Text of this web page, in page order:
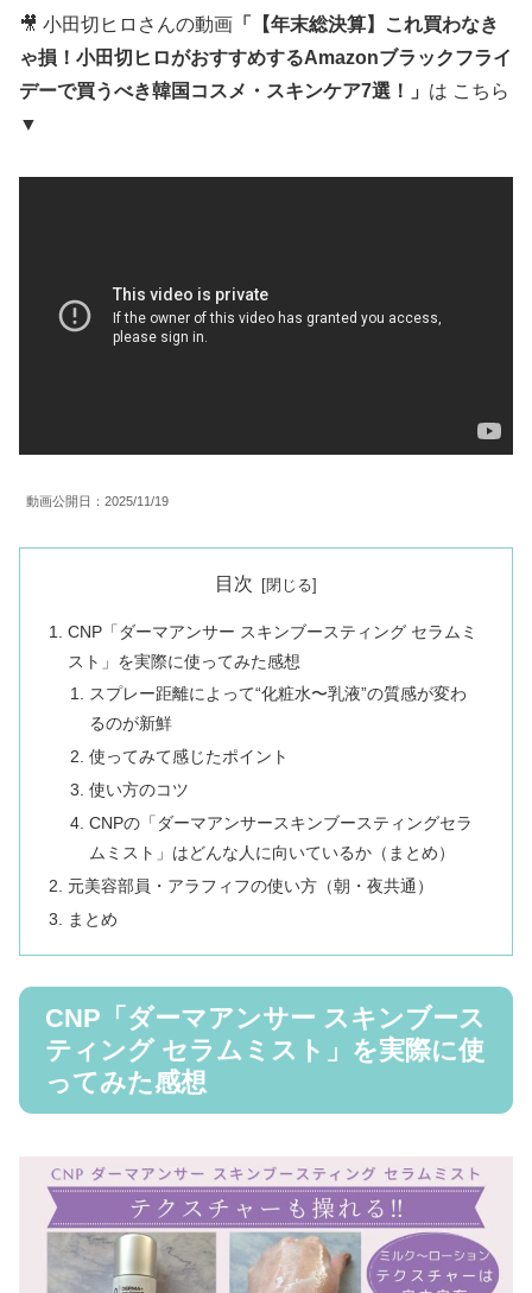
🎥 小田切ヒロさんの動画 「【年末総決算】これ買わなき
ゃ損！小田切ヒロがおすすめするAmazonブラックフライ
デーで買うべき韓国コスメ・スキンケア7選！」 は こちら
▼
動画公開日：2025/11/19
目次
CNP「ダーマアンサー スキンブースティング セラムミ
スト」を実際に使ってみた感想
スプレー距離によって“化粧水〜乳液”の質感が変わ
るのが新鮮
使ってみて感じたポイント
使い方のコツ
CNPの「ダーマアンサースキンブースティングセラ
ムミスト」はどんな人に向いているか（まとめ）
元美容部員・アラフィフの使い方（朝・夜共通）
まとめ
CNP「ダーマアンサー スキンブース
ティング セラムミスト」を実際に使
ってみた感想